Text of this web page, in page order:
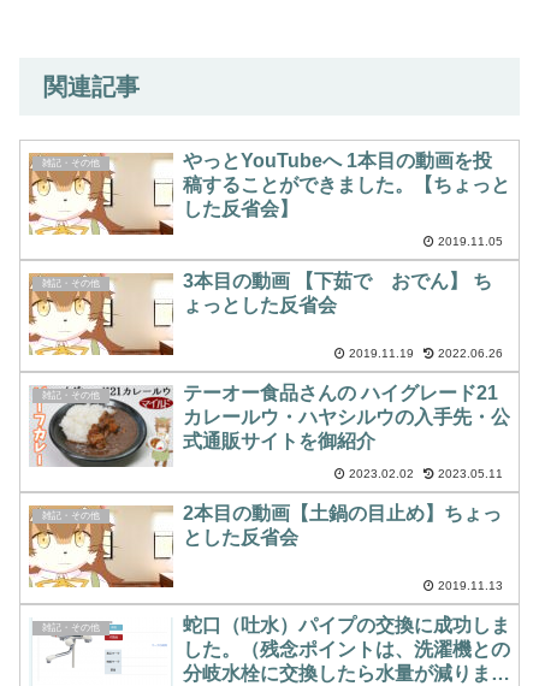
関連記事
雑記・その他
やっとYouTubeへ 1本目の動画を投
稿することができました。【ちょっと
した反省会】
2019.11.05
雑記・その他
3本目の動画 【下茹で おでん】 ち
ょっとした反省会
2019.11.19 2022.06.26
雑記・その他
テーオー食品さんの ハイグレード21
カレールウ・ハヤシルウの入手先・公
式通販サイトを御紹介
2023.02.02 2023.05.11
雑記・その他
2本目の動画【土鍋の目止め】ちょっ
とした反省会
2019.11.13
雑記・その他
蛇口（吐水）パイプの交換に成功しま
した。（残念ポイントは、洗濯機との
分岐水栓に交換したら水量が減りまし